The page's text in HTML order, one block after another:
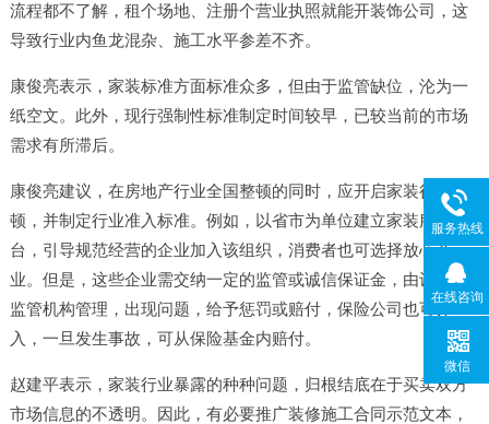
流程都不了解，租个场地、注册个营业执照就能开装饰公司，这
导致行业内鱼龙混杂、施工水平参差不齐。
康俊亮表示，家装标准方面标准众多，但由于监管缺位，沦为一
纸空文。此外，现行强制性标准制定时间较早，已较当前的市场
需求有所滞后。
康俊亮建议，在房地产行业全国整顿的同时，应开启家装行业整
顿，并制定行业准入标准。例如，以省市为单位建立家装服务平
台，引导规范经营的企业加入该组织，消费者也可选择放心企
业。但是，这些企业需交纳一定的监管或诚信保证金，由设立的
监管机构管理，出现问题，给予惩罚或赔付，保险公司也可介
入，一旦发生事故，可从保险基金内赔付。
赵建平表示，家装行业暴露的种种问题，归根结底在于买卖双方
市场信息的不透明。因此，有必要推广装修施工合同示范文本，
服务热线
在线咨询
微信